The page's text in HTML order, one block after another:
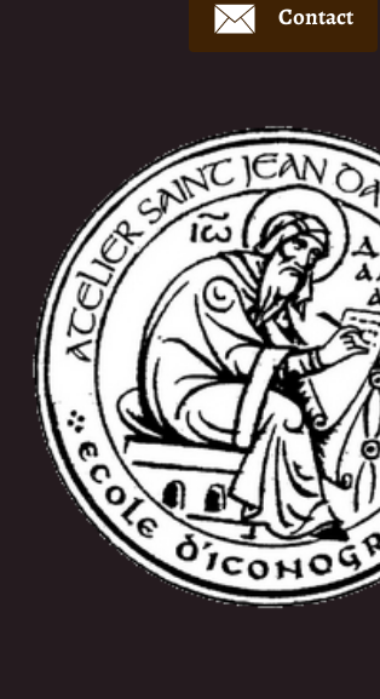
Contact